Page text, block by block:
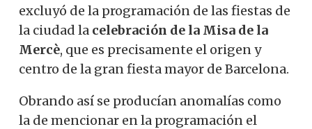
excluyó de la programación de las fiestas de
la ciudad la celebración de la Misa de la
Mercè, que es precisamente el origen y
centro de la gran fiesta mayor de Barcelona.
Obrando así se producían anomalías como
la de mencionar en la programación el